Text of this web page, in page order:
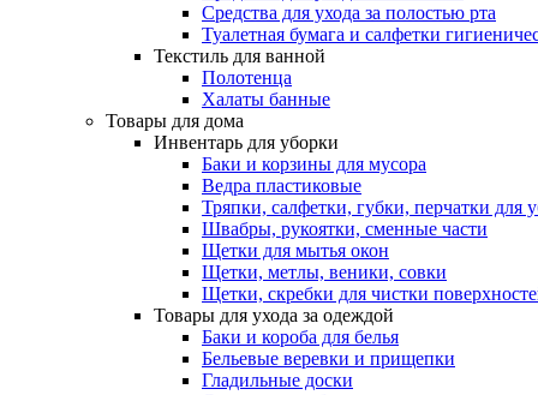
Средства для ухода за полостью рта
Туалетная бумага и салфетки
Текстиль для ванной
Полотенца
Халаты банные
Товары для дома
Инвентарь для уборки
Баки и корзины для мусора
Ведра пластиковые
Тряпки, салфетки, губки, перчатки для
Швабры, рукоятки, сменные части
Щетки для мытья окон
Щетки, метлы, веники, совки
Щетки, скребки для чистки
Товары для ухода за одеждой
Баки и короба для белья
Бельевые веревки и прищепки
Гладильные доски